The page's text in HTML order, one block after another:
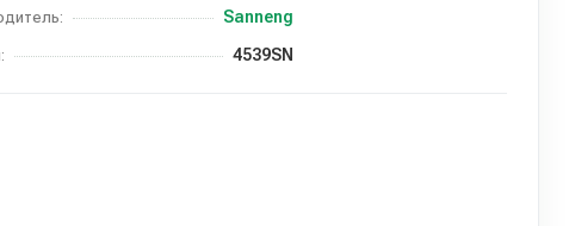
Sanneng
4539SN